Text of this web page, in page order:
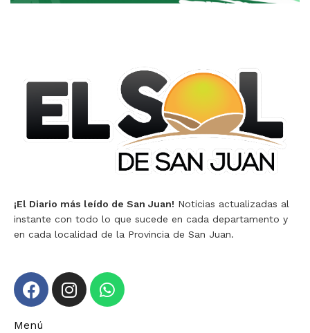
¡El Diario más leído de San Juan! Noticias actualizadas al
instante con todo lo que sucede en cada departamento y
en cada localidad de la Provincia de San Juan.
Menú